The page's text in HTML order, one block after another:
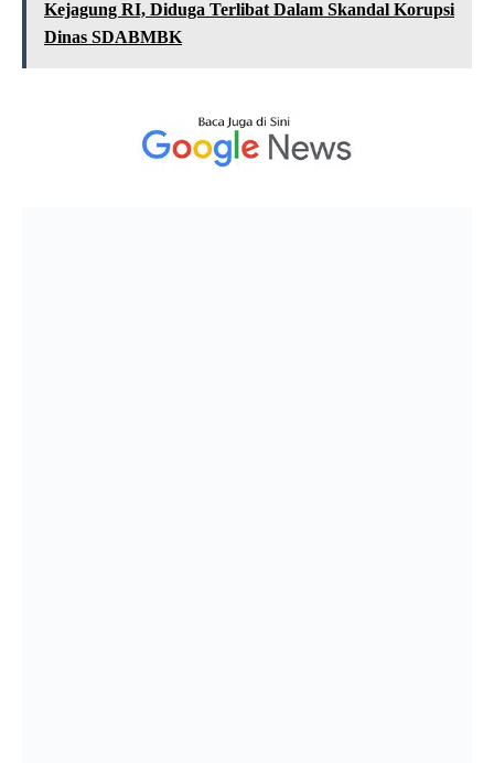
Kejagung RI, Diduga Terlibat Dalam Skandal Korupsi
Dinas SDABMBK